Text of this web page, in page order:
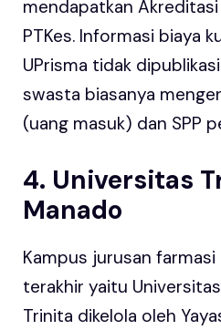
mendapatkan
PTKes. Informasi biaya
UPrisma tidak
swasta biasanya
(uang masuk) dan SPP
4. Universitas
Manado
Kampus jurusan
terakhir yaitu
Trinita dikelola oleh